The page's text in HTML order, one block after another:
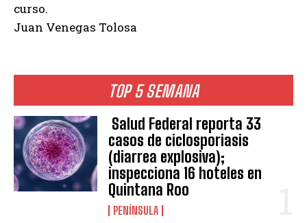
TOP 5 SEMANA
Salud Federal reporta 33
casos de ciclosporiasis
(diarrea explosiva);
inspecciona 16 hoteles en
Quintana Roo
PENÍNSULA
curso.
Juan Venegas Tolosa